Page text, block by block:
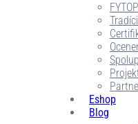
Eshop
Blog